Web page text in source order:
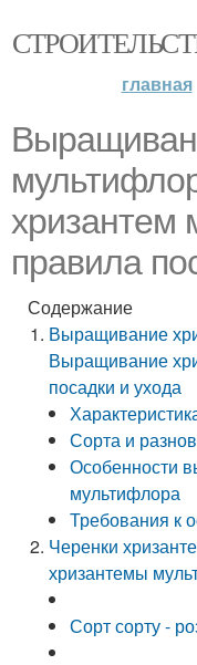
главная
хризантем
правила
Содержание
Выращивание
Выращивание
посадки и ухода
Сорта и
Особенности
мультифлора
Требования к
Черенки
хризантемы
Сорт сорту -